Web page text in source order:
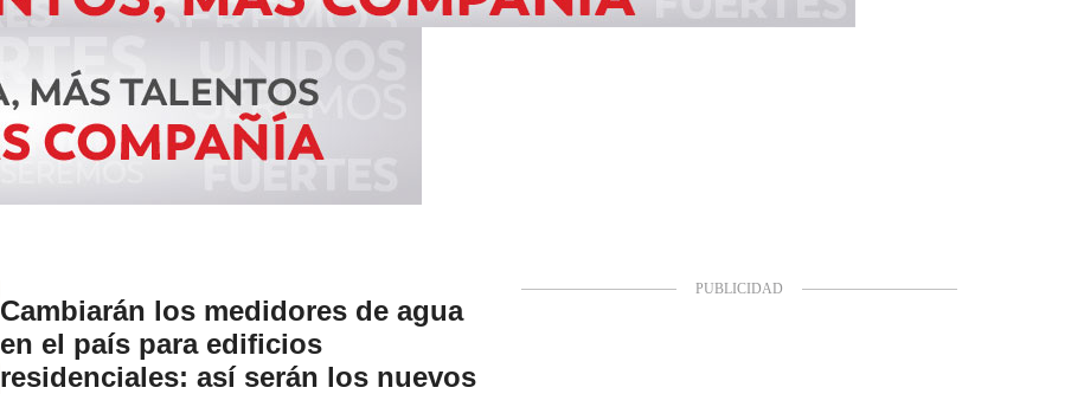
Cambiarán los medidores de agua
en el país para edificios
residenciales: así serán los nuevos